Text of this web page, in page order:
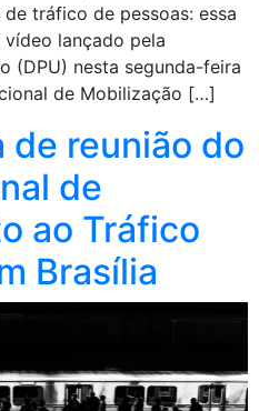
tráfico de pessoas: essa
lançado pela
(DPU) nesta segunda-feira
de Mobilização […]
de reunião do
de
ao Tráfico
Brasília